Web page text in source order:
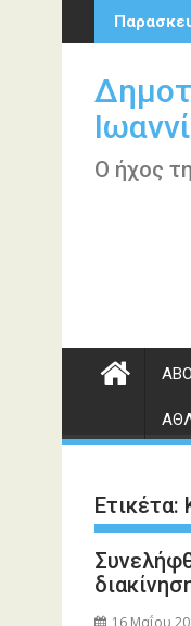
Περάστε
στο
Ο ήχος
Ετικέτα:
16 Μαΐου